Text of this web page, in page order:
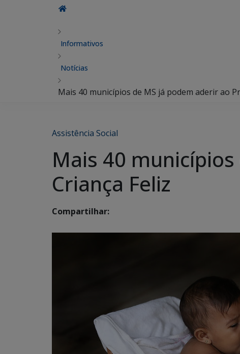
Informativos
Notícias
Mais 40 municípios de MS já podem aderir ao
Assistência Social
Mais 40
Criança Feliz
Compartilhar: